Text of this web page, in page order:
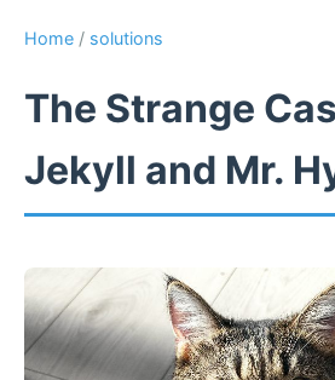
Home / solutions
The Strange
Jekyll and Mr.